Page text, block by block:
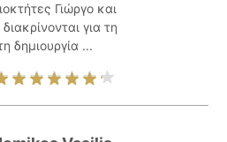
Γιώργο και
για τη
δημιουργία ...